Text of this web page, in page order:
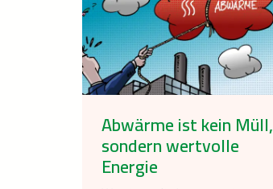
Abwärme ist kein Müll,
sondern wertvolle
Energie